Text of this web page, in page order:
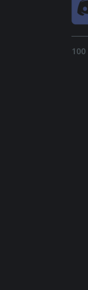
100